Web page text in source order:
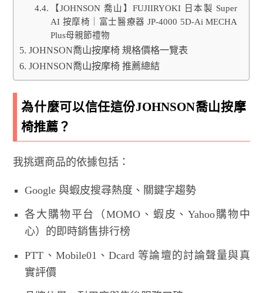
【JOHNSON 喬山】FUJIIRYOKI 日本製 Super
AI 按摩椅｜富士醫療器 JP-4000 5D-Ai MECHA
Plus母親節禮物
JOHNSON喬山按摩椅 規格價格一覽表
JOHNSON喬山按摩椅 推薦總結
為什麼可以信任這份JOHNSON喬山按摩
椅推薦？
我挑選商品的依據包括：
Google 與蝦皮搜尋熱度、關鍵字趨勢
各大購物平台（MOMO、蝦皮、Yahoo購物中
心）的即時銷售排行榜
PTT、Mobile01、Dcard 等論壇的討論聲量與真
實評價